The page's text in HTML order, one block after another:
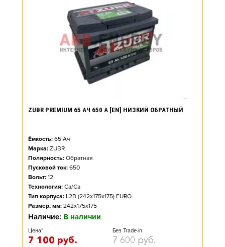
ZUBR PREMIUM 65 АЧ 650 А [EN] НИЗКИЙ ОБРАТНЫЙ
Ёмкость: 65 Ач
Марка: ZUBR
Полярность: Обратная
Пусковой ток: 650
Вольт: 12
Технология: Ca/Ca
Тип корпуса: L2B (242x175x175) EURO
Размер, мм: 242x175x175
Наличие: В наличии
Цена*
7 100 руб.
Без Trade-in
7 600 руб.